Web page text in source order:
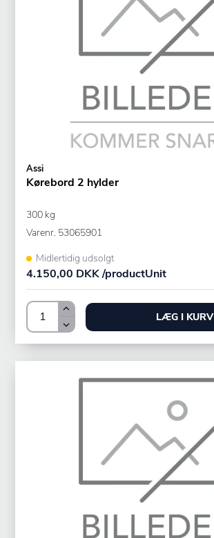
Assi
Kørebord 2 hylder
300 kg
Varenr. 53065901
Midlertidig udsolgt
4.150,00 DKK /productUnit
LÆG I KURV